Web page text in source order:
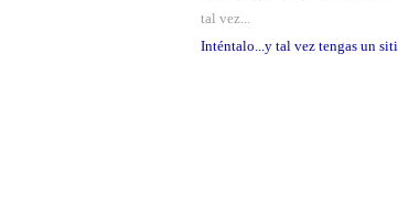
tal vez...
Inténtalo...y tal vez tengas un